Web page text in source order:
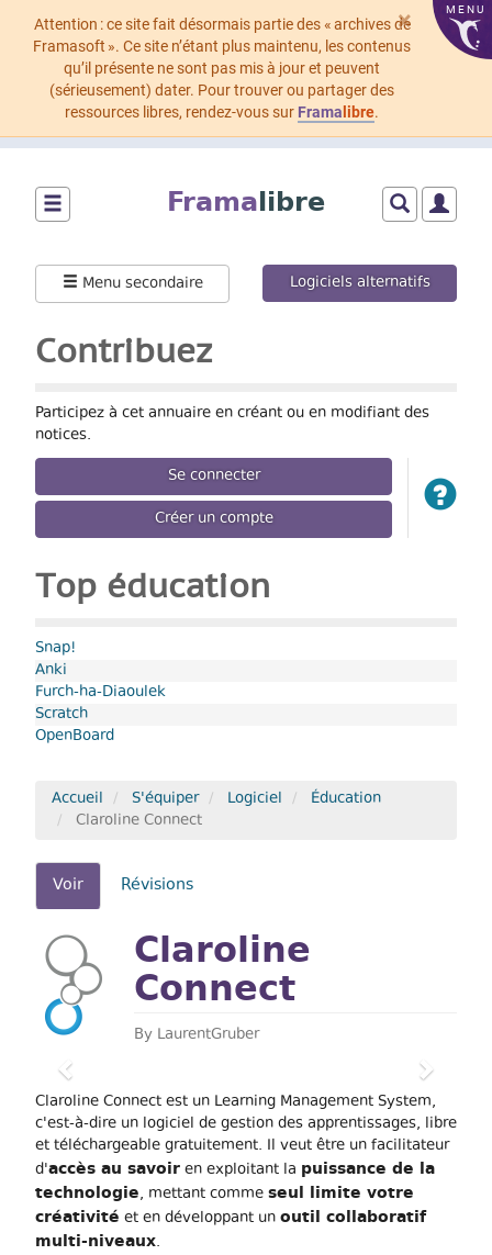
×
Attention : ce site fait désormais partie des « archives de
Framasoft ». Ce site n’étant plus maintenu, les contenus
qu’il présente ne sont pas mis à jour et peuvent
(sérieusement) dater. Pour trouver ou partager des
ressources libres, rendez-vous sur Frama libre.
MENU
contenu
principal
Framalibre
menu
menu
formulaire
Menu secondaire Logiciels alternatifs
Contribuez
Participez à cet annuaire en créant ou en modifiant des
notices.
Se connecter
Créer un compte
Top éducation
Snap!
Anki
Furch-ha-Diaoulek
Scratch
OpenBoard
Accueil S'équiper Logiciel
Éducation
Claroline Connect
Onglets
principaux
Voir (onglet
actif)
Révisions
Claroline
Connect
By LaurentGruber
Previous Next
Claroline Connect est un Learning Management System,
c'est-à-dire un logiciel de gestion des apprentissages, libre
et téléchargeable gratuitement. Il veut être un facilitateur
d'accès au savoir en exploitant la puissance de la
technologie, mettant comme seul limite votre
créativité et en développant un outil collaboratif
multi-niveaux.